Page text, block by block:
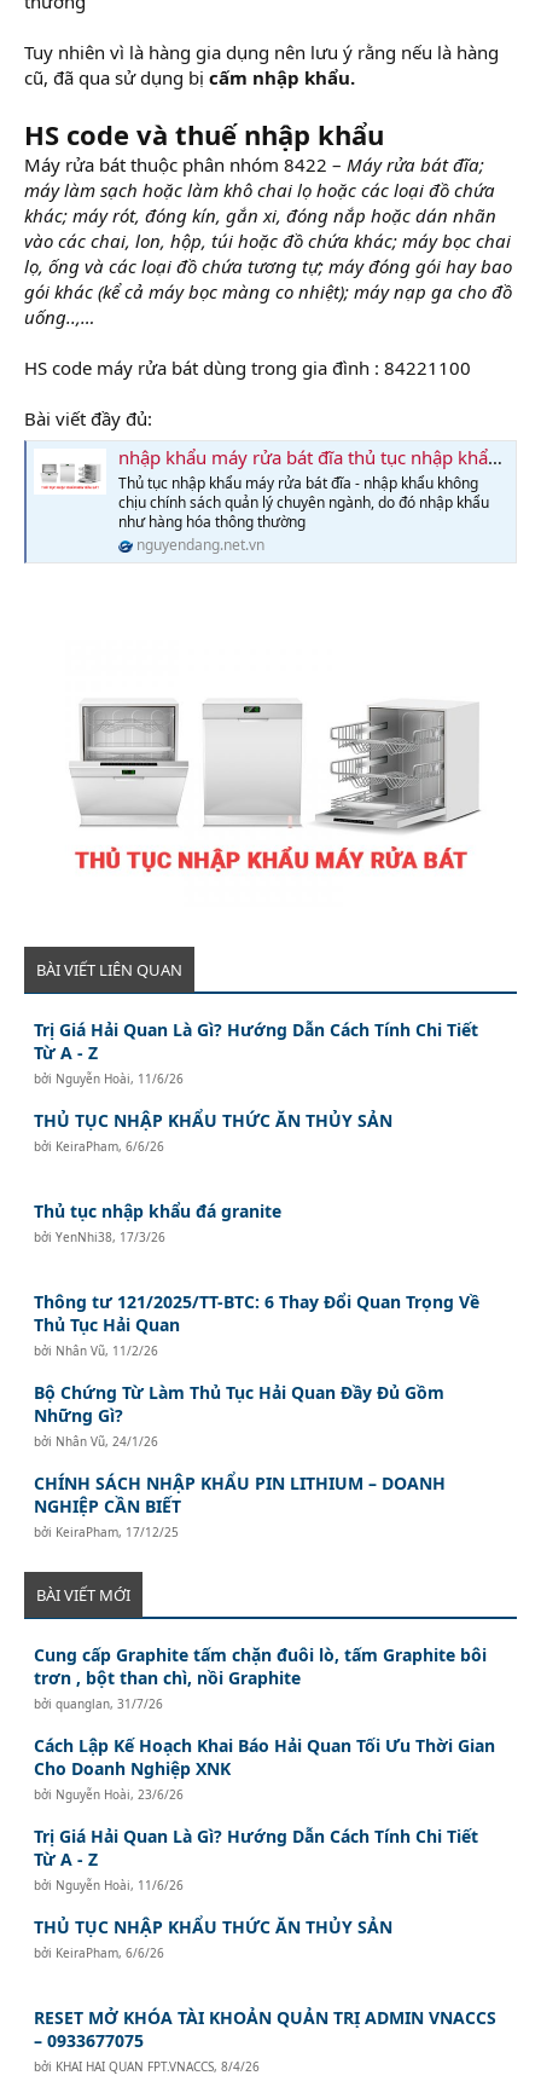
Tuy nhiên vì là hàng gia dụng nên lưu ý rằng nếu là hàng
cũ, đã qua sử dụng bị cấm nhập khẩu.
HS code và thuế nhập khẩu
Máy rửa bát thuộc phân nhóm 8422 – Máy rửa bát đĩa;
máy làm sạch hoặc làm khô chai lọ hoặc các loại đồ chứa
khác; máy rót, đóng kín, gắn xi, đóng nắp hoặc dán nhãn
vào các chai, lon, hộp, túi hoặc đồ chứa khác; máy bọc chai
lọ, ống và các loại đồ chứa tương tự; máy đóng gói hay bao
gói khác (kể cả máy bọc màng co nhiệt); máy nạp ga cho đồ
uống..,…
HS code máy rửa bát dùng trong gia đình : 84221100
Bài viết đầy đủ:
nhập khẩu máy rửa bát đĩa thủ tục nhập khẩu máy rửa chén (Dishwasher)
Thủ tục nhập khẩu máy rửa bát đĩa - nhập khẩu không
chịu chính sách quản lý chuyên ngành, do đó nhập khẩu
như hàng hóa thông thường
nguyendang.net.vn
BÀI VIẾT LIÊN QUAN
Trị Giá Hải Quan Là Gì? Hướng Dẫn Cách Tính Chi Tiết
Từ A - Z
bởi Nguyễn Hoài, 11/6/26
THỦ TỤC NHẬP KHẨU THỨC ĂN THỦY SẢN
bởi KeiraPham,6/6/26
Thủ tục nhập khẩu đá granite
bởiYenNhi38, 17/3/26
Thông tư 121/2025/TT-BTC: 6 Thay Đổi Quan Trọng Về
Thủ Tục Hải Quan
bởi Nhân Vũ, 11/2/26
Bộ Chứng Từ Làm Thủ Tục Hải Quan Đầy Đủ Gồm
Những Gì?
bởi Nhân Vũ,24/1/26
CHÍNH SÁCH NHẬP KHẨU PIN LITHIUM – DOANH
NGHIỆP CẦN BIẾT
bởi KeiraPham, 17/12/25
BÀI VIẾT MỚI
Cung cấp Graphite tấm chặn đuôi lò, tấm Graphite bôi
trơn , bột than chì, nồi Graphite
bởiquanglan,31/7/26
Cách Lập Kế Hoạch Khai Báo Hải Quan Tối Ưu Thời Gian
Cho Doanh Nghiệp XNK
bởi Nguyễn Hoài,23/6/26
Trị Giá Hải Quan Là Gì? Hướng Dẫn Cách Tính Chi Tiết
Từ A - Z
bởi Nguyễn Hoài, 11/6/26
THỦ TỤC NHẬP KHẨU THỨC ĂN THỦY SẢN
bởi KeiraPham,6/6/26
RESET MỞ KHÓA TÀI KHOẢN QUẢN TRỊ ADMIN VNACCS
– 0933677075
bởi KHAI HAI QUAN FPT.VNACCS,8/4/26